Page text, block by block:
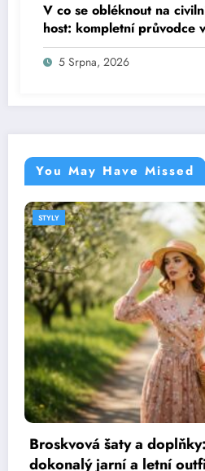
V co se obléknout na
host: kompletní průvodce
oblečením
5 Srpna, 2026
You May Have Missed
STYLY
Jak se obléct na
praktický